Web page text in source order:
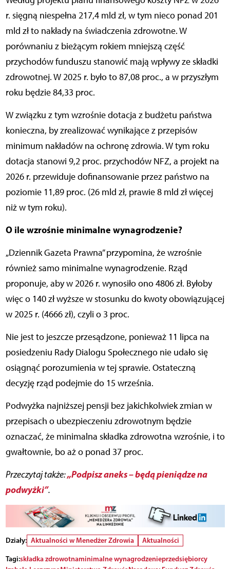
r. sięgną niespełna 217,4 mld zł, w tym nieco ponad 201
mld zł to nakłady na świadczenia zdrowotne. W
porównaniu z bieżącym rokiem mniejszą część
przychodów funduszu stanowić mają wpływy ze składki
zdrowotnej. W 2025 r. było to 87,08 proc., a w przyszłym
roku będzie 84,33 proc.
W związku z tym wzrośnie dotacja z budżetu państwa
konieczna, by zrealizować wynikające z przepisów
minimum nakładów na ochronę zdrowia. W tym roku
dotacja stanowi 9,2 proc. przychodów NFZ, a projekt na
2026 r. przewiduje dofinansowanie przez państwo na
poziomie 11,89 proc. (26 mld zł, prawie 8 mld zł więcej
niż w tym roku).
O ile wzrośnie minimalne wynagrodzenie?
„Dziennik Gazeta Prawna” przypomina, że wzrośnie
również samo minimalne wynagrodzenie. Rząd
proponuje, aby w 2026 r. wynosiło ono 4806 zł. Byłoby
więc o 140 zł wyższe w stosunku do kwoty obowiązującej
w 2025 r. (4666 zł), czyli o 3 proc.
Nie jest to jeszcze przesądzone, ponieważ 11 lipca na
posiedzeniu Rady Dialogu Społecznego nie udało się
osiągnąć porozumienia w tej sprawie. Ostateczną
decyzję rząd podejmie do 15 września.
Podwyżka najniższej pensji bez jakichkolwiek zmian w
przepisach o ubezpieczeniu zdrowotnym będzie
oznaczać, że minimalna składka zdrowotna wzrośnie, i to
gwałtownie, bo aż o ponad 37 proc.
Przeczytaj także:„Podpisz aneks – będą pieniądze na
podwyżki”.
Działy: Aktualności w Menedżer Zdrowia
Aktualności
Tagi:składka zdrowotnaminimalne wynagrodzenieprzedsiębiorcy